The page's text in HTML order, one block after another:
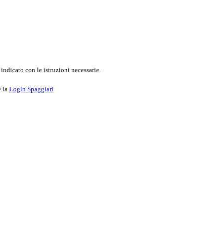
con le istruzioni necessarie.
la Login Spaggiari